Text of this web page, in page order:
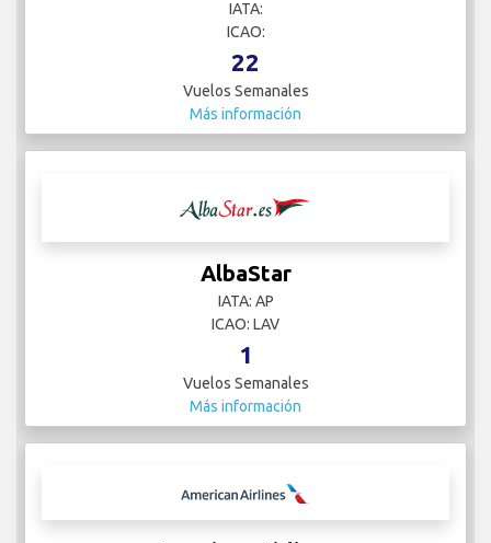
IATA:
ICAO:
22
Vuelos Semanales
Más información
AlbaStar
IATA: AP
ICAO: LAV
1
Vuelos Semanales
Más información